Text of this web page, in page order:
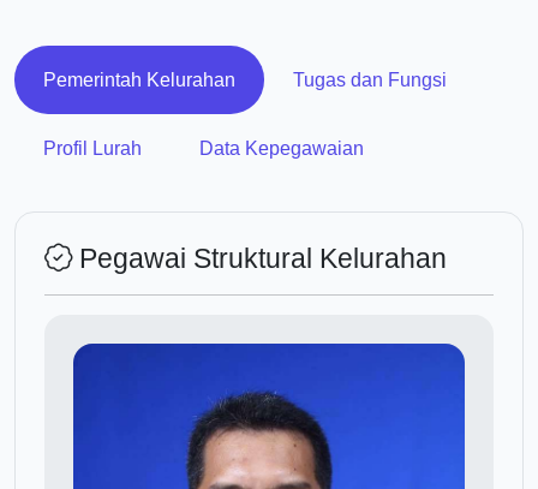
Pemerintah Kelurahan Tugas dan Fungsi
Profil Lurah Data Kepegawaian
Pegawai Struktural Kelurahan